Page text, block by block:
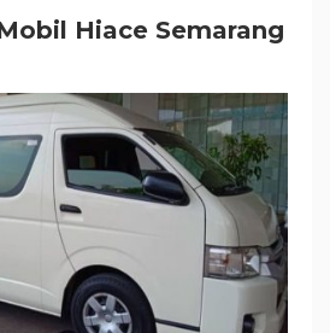
Hiace Semarang